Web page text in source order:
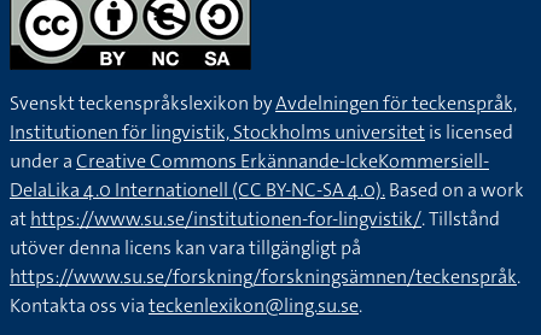
Svenskt teckenspråkslexikon byAvdelningen för teckenspråk,
Institutionen för lingvistik, Stockholms universitetis licensed
under aCreative Commons Erkännande-IckeKommersiell-
DelaLika 4.0 Internationell (CC BY-NC-SA 4.0).Based on a work
athttps://www.su.se/institutionen-for-lingvistik/. Tillstånd
utöver denna licens kan vara tillgängligt på
https://www.su.se/forskning/forskningsämnen/teckenspråk.
Kontakta oss viateckenlexikon@ling.su.se.